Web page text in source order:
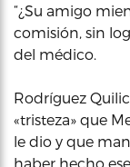
“¿Su amigo
comisión, sin
del médico.
Rodríguez
«tristeza» que
le dio y que
haber hecho